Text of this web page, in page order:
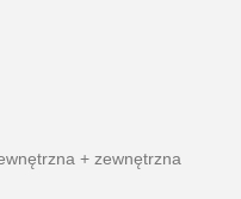
+ zewnętrzna